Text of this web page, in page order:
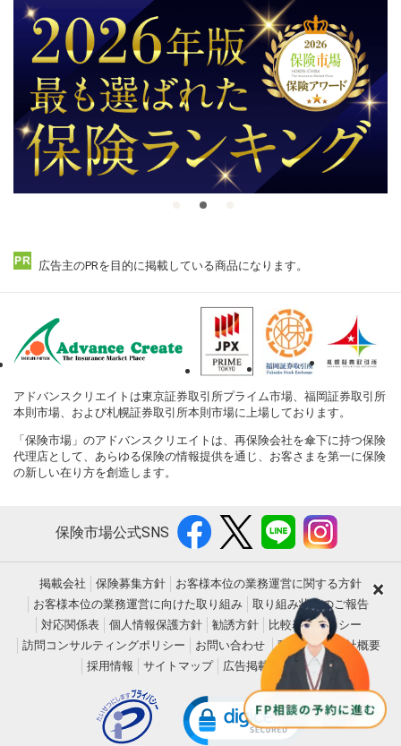
×
広告主のPRを目的に掲載している商品になります。
アドバンスクリエイトは東京証券取引所プライム市場、福岡証券取引所
本則市場、および札幌証券取引所本則市場に上場しております。
「保険市場」のアドバンスクリエイトは、再保険会社を傘下に持つ保険
代理店として、あらゆる保険の情報提供を通じ、お客さまを第一に保険
の新しい在り方を創造します。
保険市場公式SNS
掲載会社 保険募集方針
お客様本位の業務運営に関する方針
お客様本位の業務運営に向けた取り組み
取り組み状況のご報告
対応関係表
個人情報保護方針 勧誘方針
比較表示ポリシー
訪問コンサルティングポリシー
お問い合わせ 動作環境
会社概要
採用情報
サイトマップ 広告掲載について